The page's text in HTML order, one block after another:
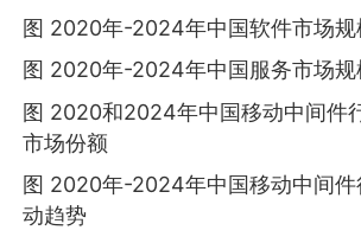
图 2020年-2024年中国软件市场规
图 2020年-2024年中国服务市场规
图 2020和2024年中国移动中间件
市场份额
图 2020年-2024年中国移动中间件
动趋势